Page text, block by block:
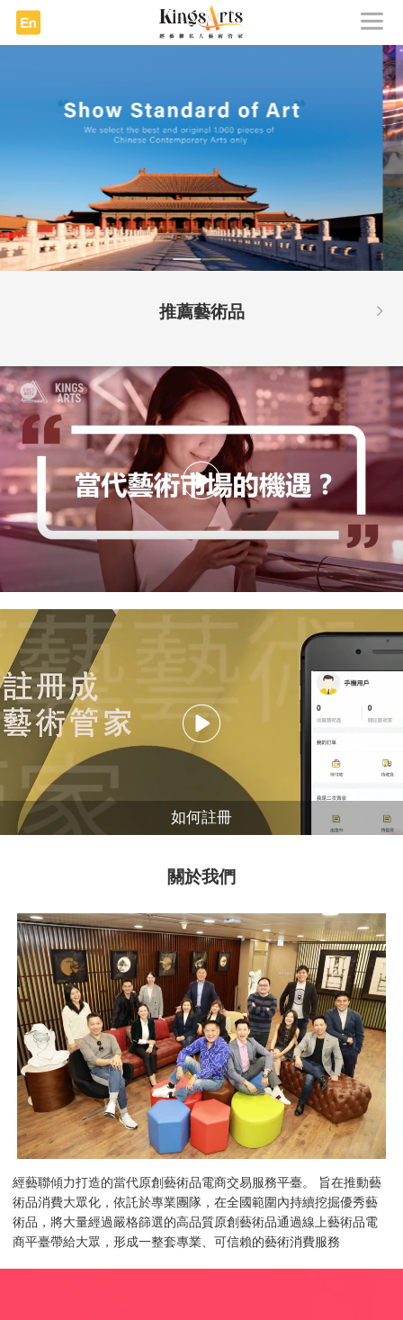
推薦藝術品
如何註冊
關於我們
經藝聯傾力打造的當代原創藝術品電商交易服務平臺。 旨在推動藝
術品消費大眾化，依託於專業團隊，在全國範圍內持續挖掘優秀藝
術品，將大量經過嚴格篩選的高品質原創藝術品通過線上藝術品電
商平臺帶給大眾，形成一整套專業、可信賴的藝術消費服務